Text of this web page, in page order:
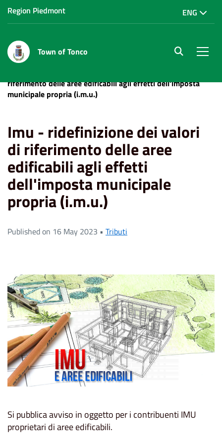
Region Piedmont ENG
Town of Tonco site.searc
riferimento delle aree edificabili agli effetti dell'imposta
municipale propria (i.m.u.)
Imu - ridefinizione dei valori
di riferimento delle aree
edificabili agli effetti
dell'imposta municipale
propria (i.m.u.)
Published on 16 May 2023 • Tributi
Si pubblica avviso in oggetto per i contribuenti IMU
proprietari di aree edificabili.